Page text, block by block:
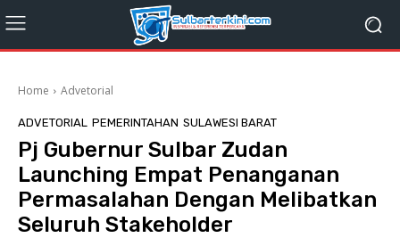
Home Advetorial
ADVETORIAL PEMERINTAHAN SULAWESI BARAT
Pj Gubernur Sulbar Zudan
Launching Empat Penanganan
Permasalahan Dengan Melibatkan
Seluruh Stakeholder